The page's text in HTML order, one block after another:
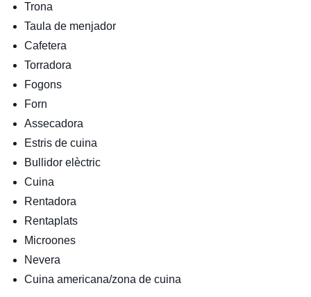
Trona
Taula de menjador
Cafetera
Torradora
Fogons
Forn
Assecadora
Estris de cuina
Bullidor elèctric
Cuina
Rentadora
Rentaplats
Microones
Nevera
Cuina americana/zona de cuina